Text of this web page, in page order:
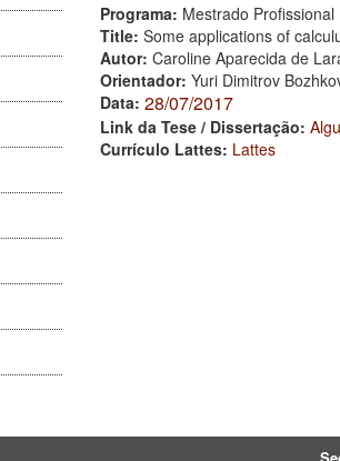
Programa: Mestrado Profissional
Title: Some applications of
Autor: Caroline Aparecida de
Orientador: Yuri Dimitrov
Data: 28/07/2017
Link da Tese / Dissertação:
Currículo Lattes: Lattes